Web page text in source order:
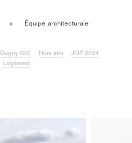
＋ Équipe architecturale
Dugny (93) Hors-site
JOP 2024
Logement